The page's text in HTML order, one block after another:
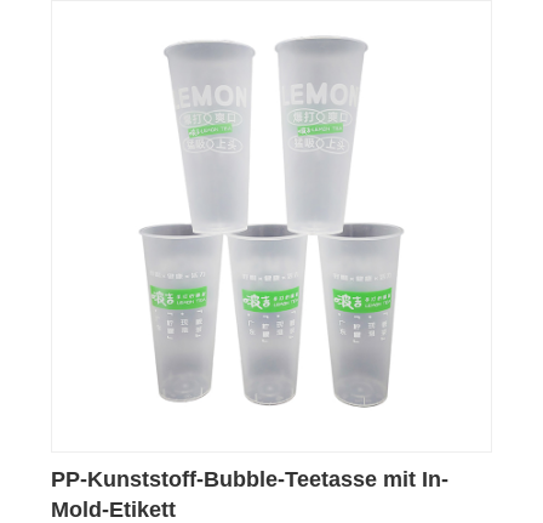
PP-Kunststoff-Bubble-Teetasse mit In-
Mold-Etikett